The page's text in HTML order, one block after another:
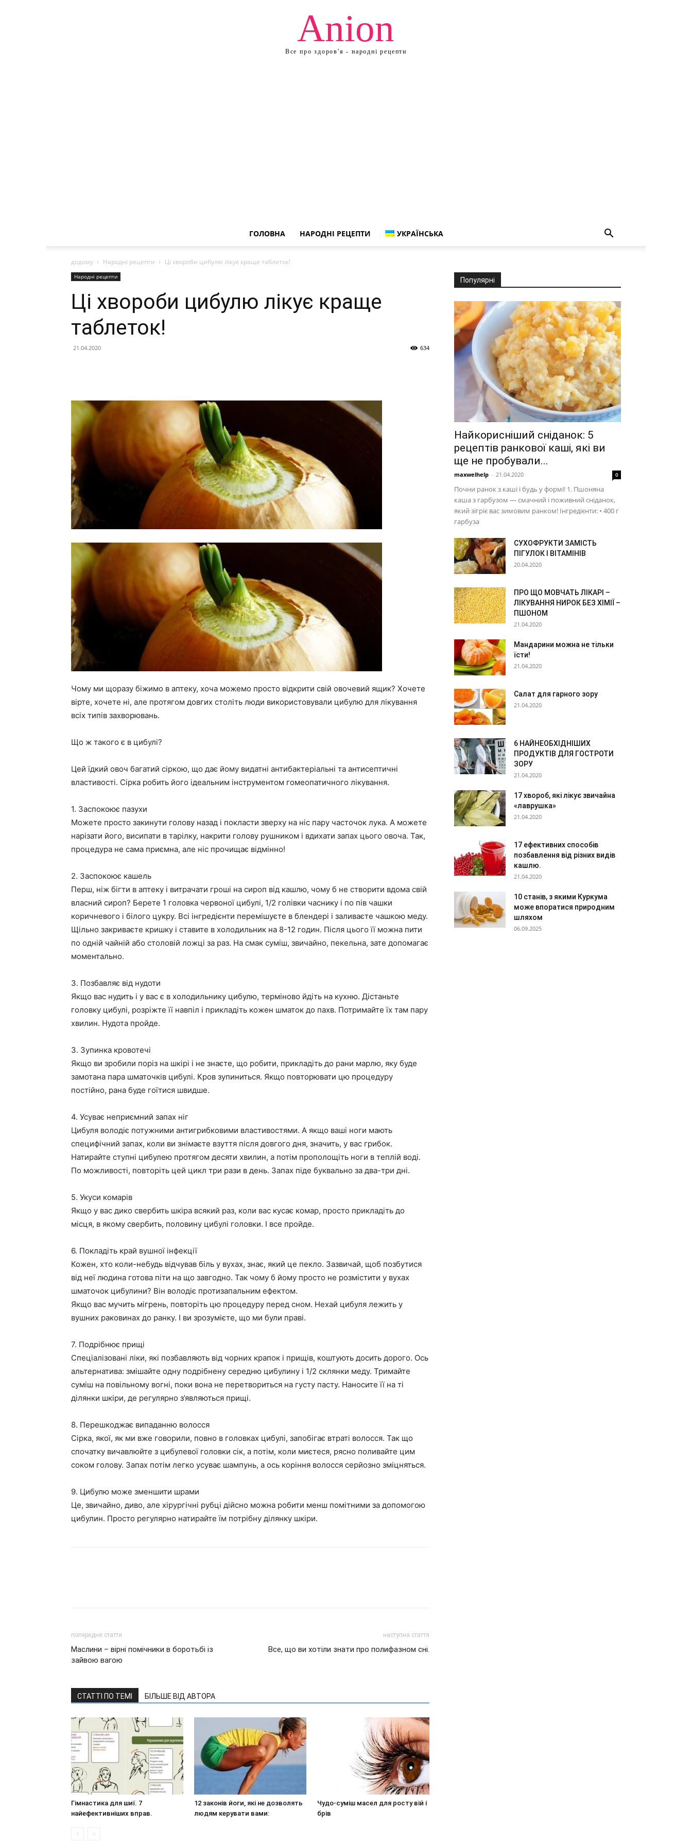
Anion
Все про здоров'я - народні рецепти
ГОЛОВНА НАРОДНІ РЕЦЕПТИ УКРАЇНСЬКА
додому Народні рецепти Ці хвороби цибулю лікує краще таблеток!
Народні рецепти
Ці хвороби цибулю лікує краще
таблеток!
21.04.2020 634
Чому ми щоразу біжимо в аптеку, хоча можемо просто відкрити свій овочевий ящик? Хочете
вірте, хочете ні, але протягом довгих століть люди використовували цибулю для лікування
всіх типів захворювань.
Що ж такого є в цибулі?
Цей їдкий овоч багатий сіркою, що дає йому видатні антибактеріальні та антисептичні
властивості. Сірка робить його ідеальним інструментом гомеопатичного лікування.
1. Заспокоює пазухи
Можете просто закинути голову назад і покласти зверху на ніс пару часточок лука. А можете
нарізати його, висипати в тарілку, накрити голову рушником і вдихати запах цього овоча. Так,
процедура не сама приємна, але ніс прочищає відмінно!
2. Заспокоює кашель
Перш, ніж бігти в аптеку і витрачати гроші на сироп від кашлю, чому б не створити вдома свій
власний сироп? Берете 1 головка червоної цибулі, 1/2 голівки часнику і по пів чашки
коричневого і білого цукру. Всі інгредієнти перемішуєте в блендері і заливаєте чашкою меду.
Щільно закриваєте кришку і ставите в холодильник на 8-12 годин. Після цього її можна пити
по одній чайній або столовій ложці за раз. На смак суміш, звичайно, пекельна, зате допомагає
моментально.
3. Позбавляє від нудоти
Якщо вас нудить і у вас є в холодильнику цибулю, терміново йдіть на кухню. Дістаньте
головку цибулі, розріжте її навпіл і прикладіть кожен шматок до пахв. Потримайте їх там пару
хвилин. Нудота пройде.
3. Зупинка кровотечі
Якщо ви зробили поріз на шкірі і не знаєте, що робити, прикладіть до рани марлю, яку буде
замотана пара шматочків цибулі. Кров зупиниться. Якщо повторювати цю процедуру
постійно, рана буде гоїтися швидше.
4. Усуває неприємний запах ніг
Цибуля володіє потужними антигрибковими властивостями. А якщо ваші ноги мають
специфічний запах, коли ви знімаєте взуття після довгого дня, значить, у вас грибок.
Натирайте ступні цибулею протягом десяти хвилин, а потім прополощіть ноги в теплій воді.
По можливості, повторіть цей цикл три рази в день. Запах піде буквально за два-три дні.
5. Укуси комарів
Якщо у вас дико свербить шкіра всякий раз, коли вас кусає комар, просто прикладіть до
місця, в якому свербить, половину цибулі головки. І все пройде.
6. Покладіть край вушної інфекції
Кожен, хто коли-небудь відчував біль у вухах, знає, який це пекло. Зазвичай, щоб позбутися
від неї людина готова піти на що завгодно. Так чому б йому просто не розмістити у вухах
шматочок цибулини? Він володіє протизапальним ефектом.
Якщо вас мучить мігрень, повторіть цю процедуру перед сном. Нехай цибуля лежить у
вушних раковинах до ранку. І ви зрозумієте, що ми були праві.
7. Подрібнює прищі
Спеціалізовані ліки, які позбавляють від чорних крапок і прищів, коштують досить дорого. Ось
альтернатива: змішайте одну подрібнену середню цибулину і 1/2 склянки меду. Тримайте
суміш на повільному вогні, поки вона не перетвориться на густу пасту. Наносите її на ті
ділянки шкіри, де регулярно з’являються прищі.
8. Перешкоджає випаданню волосся
Сірка, якої, як ми вже говорили, повно в головках цибулі, запобігає втраті волосся. Так що
спочатку вичавлюйте з цибулевої головки сік, а потім, коли миєтеся, рясно поливайте цим
соком голову. Запах потім легко усуває шампунь, а ось коріння волосся серйозно зміцняться.
9. Цибулю може зменшити шрами
Це, звичайно, диво, але хірургічні рубці дійсно можна робити менш помітними за допомогою
цибулин. Просто регулярно натирайте їм потрібну ділянку шкіри.
попередня стаття
Маслини – вірні помічники в боротьбі із
зайвою вагою
наступна стаття
Все, що ви хотіли знати про полифазном сні.
СТАТТІ ПО ТЕМІ БІЛЬШЕ ВІД АВТОРА
Гімнастика для шиї. 7
найефективніших вправ.
12 законів йоги, які не дозволять
людям керувати вами:
Чудо-суміш масел для росту вій і
брів
Популярні
Найкорисніший сніданок: 5
рецептів ранкової каші, які ви
ще не пробували...
maxwelhelp - 21.04.2020 0
Почни ранок з каші і будь у формі! 1. Пшоняна
каша з гарбузом — смачний і поживний сніданок,
який зігріє вас зимовим ранком! Інгредієнти: • 400 г
гарбуза
СУХОФРУКТИ ЗАМІСТЬ
ПІГУЛОК І ВІТАМІНІВ
20.04.2020
ПРО ЩО МОВЧАТЬ ЛІКАРІ –
ЛІКУВАННЯ НИРОК БЕЗ ХІМІЇ –
ПШОНОМ
21.04.2020
Мандарини можна не тільки
їсти!
21.04.2020
Салат для гарного зору
21.04.2020
6 НАЙНЕОБХІДНІШИХ
ПРОДУКТІВ ДЛЯ ГОСТРОТИ
ЗОРУ
21.04.2020
17 хвороб, які лікує звичайна
«лаврушка»
21.04.2020
17 ефективних способів
позбавлення від різних видів
кашлю.
21.04.2020
10 станів, з якими Куркума
може впоратися природним
шляхом
06.09.2025